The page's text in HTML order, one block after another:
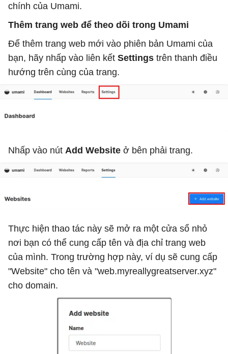
chính của Umami.
Thêm trang web để theo dõi trong Umami
Để thêm trang web mới vào phiên bản Umami của
bạn, hãy nhấp vào liên kết Settings trên thanh điều
hướng trên cùng của trang.
Nhấp vào nút Add Website ở bên phải trang.
Thực hiện thao tác này sẽ mở ra một cửa sổ nhỏ
nơi bạn có thể cung cấp tên và địa chỉ trang web
của mình. Trong trường hợp này, ví dụ sẽ cung cấp
"Website" cho tên và "web.myreallygreatserver.xyz"
cho domain.